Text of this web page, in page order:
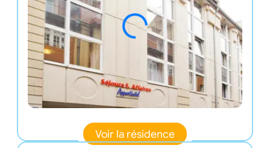
Voir la résidence